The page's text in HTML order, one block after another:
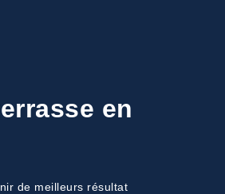
en
de meilleurs résultat